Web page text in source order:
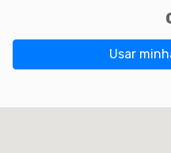
Usar